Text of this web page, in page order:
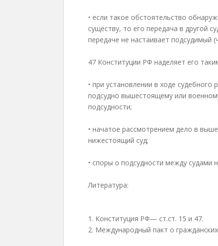
• если такое обстоятельство
существу, то его передача в другой
передаче не настаивает подсудимый
47 Конституции РФ наделяет его
• при установлении в ходе
подсудно вышестоящему или
подсудности;
• начатое рассмотрением дело в
нижестоящий суд;
• споры о подсудности между судами
Литература:
1. Конституция РФ— ст.ст. 15 и 47.
2. Международный пакт о